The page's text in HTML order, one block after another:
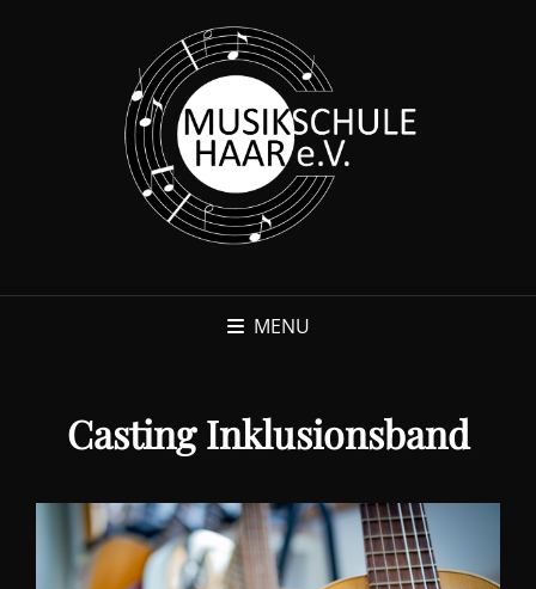
MENU
Casting Inklusionsband